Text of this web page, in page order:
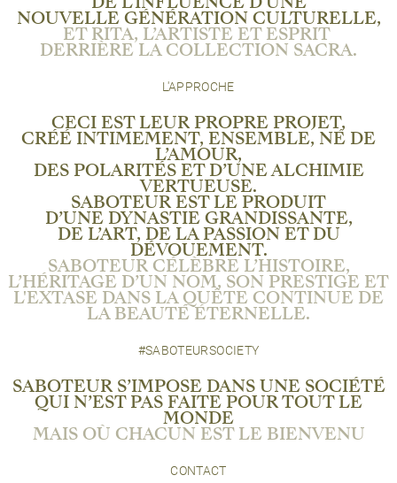
NOUVELLE GÉNÉRATION CULTURELLE,
ET RITA, L’ARTISTE ET ESPRIT
DERRIÈRE LA COLLECTION SACRA.
L'APPROCHE
CECI EST LEUR PROPRE PROJET,
CRÉÉ INTIMEMENT, ENSEMBLE, NÉ DE
L’AMOUR,
DES POLARITÉS ET D’UNE ALCHIMIE
VERTUEUSE.
SABOTEUR EST LE PRODUIT
D’UNE DYNASTIE GRANDISSANTE,
DE L’ART, DE LA PASSION ET DU
DÉVOUEMENT.
SABOTEUR CÉLÈBRE L’HISTOIRE,
L’HÉRITAGE D’UN NOM, SON PRESTIGE ET
L'EXTASE DANS LA QUÊTE CONTINUE DE
LA BEAUTÉ ÉTERNELLE.
#SABOTEURSOCIETY
SABOTEUR S’IMPOSE DANS UNE SOCIÉTÉ
QUI N’EST PAS FAITE POUR TOUT LE
MONDE
MAIS OÙ CHACUN EST LE BIENVENU
CONTACT